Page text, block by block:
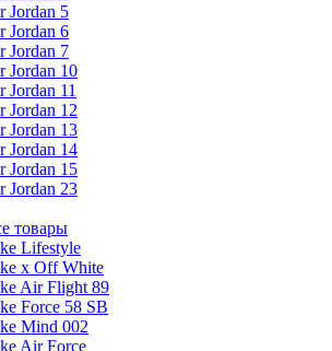
Jordan 5
Jordan 6
Jordan 7
Jordan 10
Jordan 11
Jordan 12
Jordan 13
Jordan 14
Jordan 15
Jordan 23
товары
Lifestyle
x Off White
Air Flight 89
Force 58 SB
Mind 002
Air Force